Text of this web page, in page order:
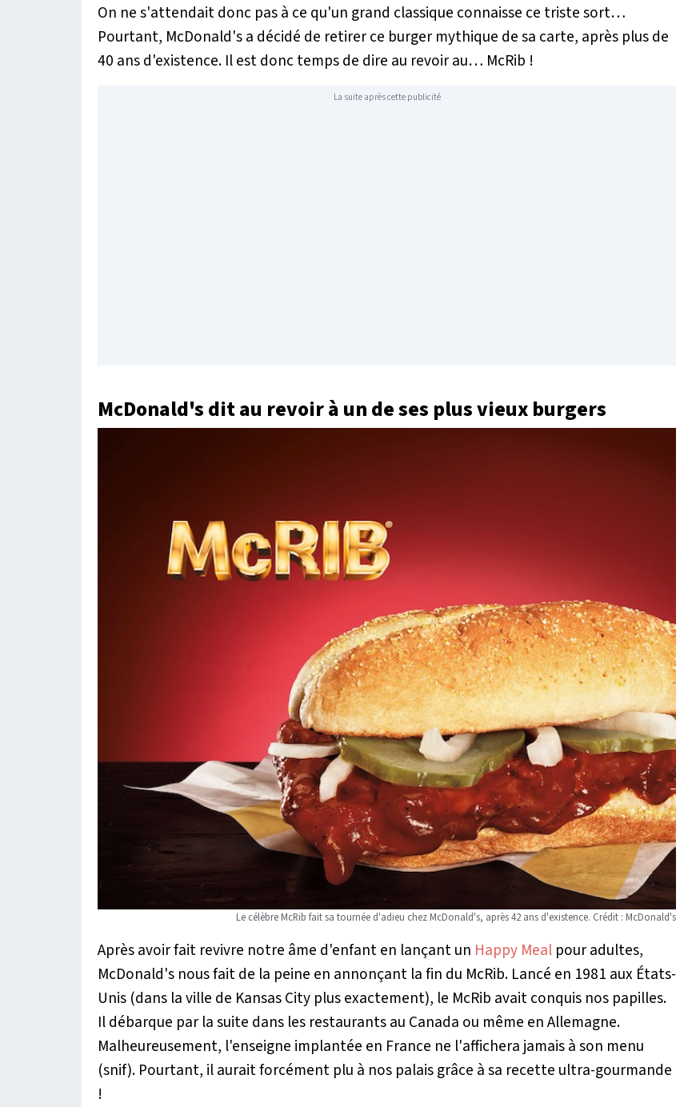
On ne s'attendait donc pas à ce qu'un grand classique connaisse ce triste sort…
Pourtant, McDonald's a décidé de retirer ce burger mythique de sa carte, après plus de
40 ans d'existence. Il est donc temps de dire au revoir au… McRib !
La suite après cette publicité
McDonald's dit au revoir à un de ses plus vieux burgers
Le célèbre McRib fait sa tournée d'adieu chez McDonald's, après 42 ans d'existence. Crédit : McDonald's
Après avoir fait revivre notre âme d'enfant en lançant un Happy Meal pour adultes,
McDonald's nous fait de la peine en annonçant la fin du McRib. Lancé en 1981 aux États-
Unis (dans la ville de Kansas City plus exactement), le McRib avait conquis nos papilles.
Il débarque par la suite dans les restaurants au Canada ou même en Allemagne.
Malheureusement, l'enseigne implantée en France ne l'affichera jamais à son menu
(snif). Pourtant, il aurait forcément plu à nos palais grâce à sa recette ultra-gourmande
!